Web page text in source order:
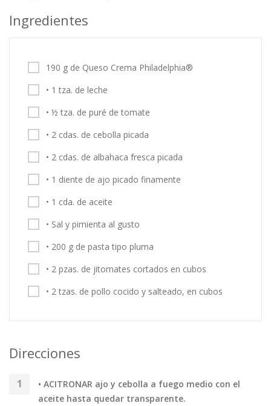
Tips y Trucos
Entrar / Registrarse
Ingredientes
190 g de Queso Crema Philadelphia®
• 1 tza. de leche
• ½ tza. de puré de tomate
• 2 cdas. de cebolla picada
• 2 cdas. de albahaca fresca picada
• 1 diente de ajo picado finamente
• 1 cda. de aceite
• Sal y pimienta al gusto
• 200 g de pasta tipo pluma
• 2 pzas. de jitomates cortados en cubos
• 2 tzas. de pollo cocido y salteado, en cubos
Direcciones
• ACITRONAR ajo y cebolla a fuego medio con el
aceite hasta quedar transparente.